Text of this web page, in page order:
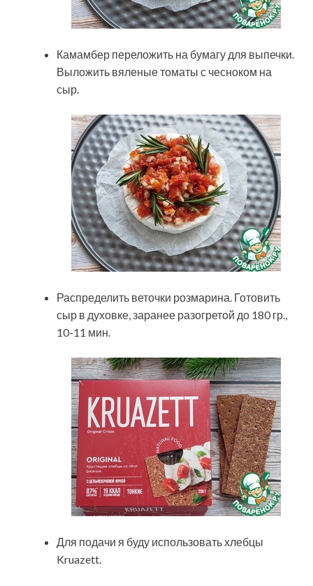
Камамбер переложить на бумагу для выпечки.
Выложить вяленые томаты с чесноком на
сыр.
Распределить веточки розмарина. Готовить
сыр в духовке, заранее разогретой до 180 гр.,
10-11 мин.
Для подачи я буду использовать хлебцы
Kruazett.